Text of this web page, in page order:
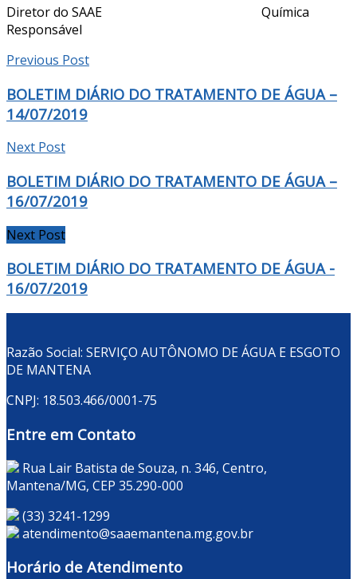
Diretor do SAAE Química
Responsável
Previous Post
BOLETIM DIÁRIO DO TRATAMENTO DE ÁGUA –
14/07/2019
Next Post
BOLETIM DIÁRIO DO TRATAMENTO DE ÁGUA –
16/07/2019
Next Post
BOLETIM DIÁRIO DO TRATAMENTO DE ÁGUA -
16/07/2019
Razão Social: SERVIÇO AUTÔNOMO DE ÁGUA E ESGOTO
DE MANTENA
CNPJ: 18.503.466/0001-75
Entre em Contato
Rua Lair Batista de Souza, n. 346, Centro,
Mantena/MG, CEP 35.290-000
(33) 3241-1299
atendimento@saaemantena.mg.gov.br
Horário de Atendimento